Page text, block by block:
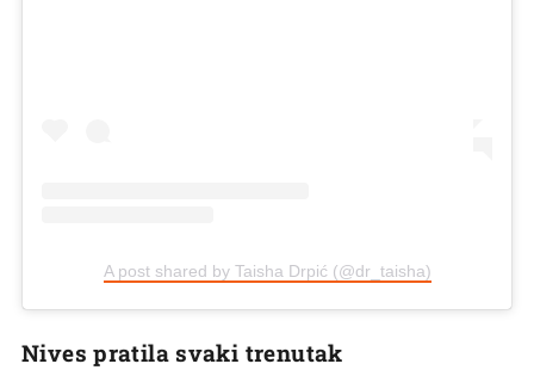
A post shared by Taisha Drpić (@dr_taisha)
Nives pratila svaki trenutak